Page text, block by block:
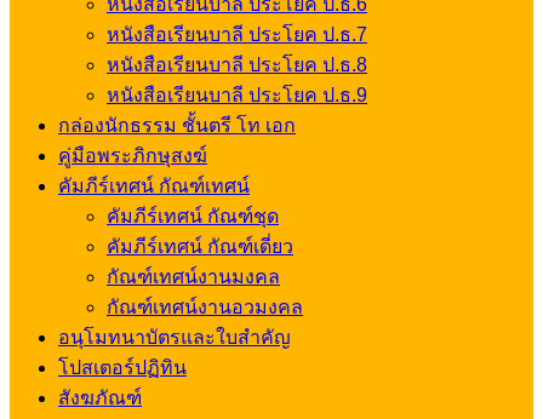
หนังสือเรียนบาลี ประโยค ป.ธ.6
หนังสือเรียนบาลี ประโยค ป.ธ.7
หนังสือเรียนบาลี ประโยค ป.ธ.8
หนังสือเรียนบาลี ประโยค ป.ธ.9
กล่องนักธรรม ชั้นตรี โท เอก
คู่มือพระภิกษุสงฆ์
คัมภีร์เทศน์ กัณฑ์เทศน์
คัมภีร์เทศน์ กัณฑ์ชุด
คัมภีร์เทศน์ กัณฑ์เดี่ยว
กัณฑ์เทศน์งานมงคล
กัณฑ์เทศน์งานอวมงคล
อนุโมทนาบัตรและใบสำคัญ
โปสเตอร์ปฏิทิน
สังฆภัณฑ์